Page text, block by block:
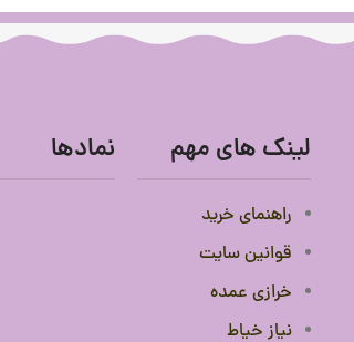
لینک های مهم
راهنمای خرید
قوانین سایت
خرازی عمده
نیاز خیاط
نمادها